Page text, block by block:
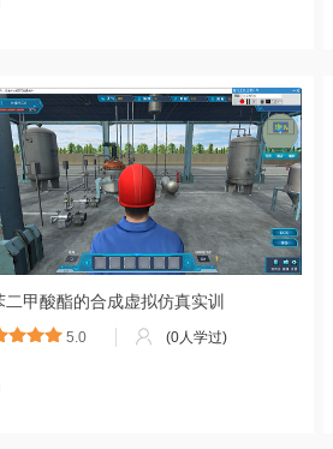
二甲酸酯的合成虚拟仿真实训
5.0 (0人学过)